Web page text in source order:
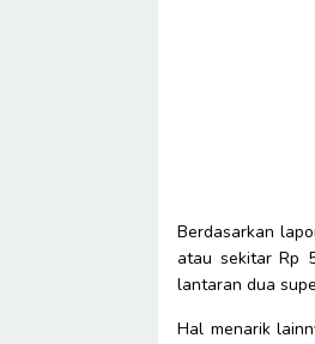
Berdasarkan
atau sekitar Rp
lantaran dua
Hal menarik